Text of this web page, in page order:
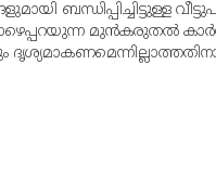
ബന്ധിപ്പിച്ചിട്ടുള്ള
മുന്‍കരുതല്‍